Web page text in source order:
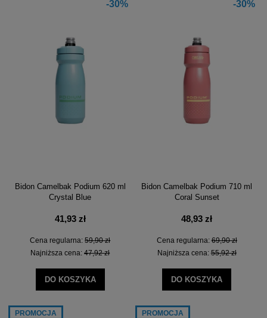
-30%
Bidon Camelbak Podium 620 ml
Crystal Blue
41,93 zł
Cena regularna:59,90 zł
Najniższa cena:47,92 zł
DO KOSZYKA
-30%
Bidon Camelbak Podium 710 ml
Coral Sunset
48,93 zł
Cena regularna:69,90 zł
Najniższa cena:55,92 zł
DO KOSZYKA
PROMOCJA PROMOCJA